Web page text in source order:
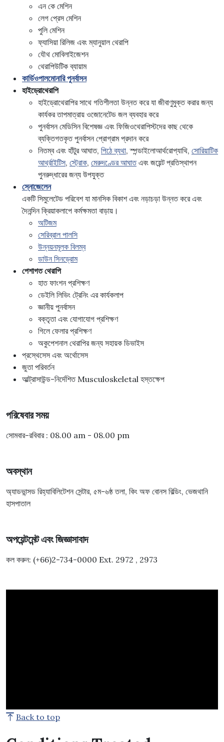
এন কে মেশিন
লেগ প্রেস মেশিন
পুলি মেশিন
ফ্যাসিয়া রিলিজ এবং ম্যানুয়াল থেরাপি
যৌথ মোবিলাইজেশন
থেরাপিউটিক ব্যায়াম
কার্ডিওপালমোনারি পুনর্বাসন
হাইড্রোথেরাপি
হাইড্রোথেরাপির সাথে গতিশীলতা উন্নত করে যা জীবাণুমুক্ত করার জন্য
কার্যকর তাপমাত্রায় ওজোনেটেড জল ব্যবহার করে
পুনর্বাসন মেডিসিন বিশেষজ্ঞ এবং ফিজিওথেরাপিস্টদের কাছ থেকে
ব্যক্তিগতকৃত পুনর্বাসন প্রোগ্রাম প্রদান করে
নিতম্ব এবং হাঁটুর আঘাত, পিঠে ব্যথা, স্পন্ডাইলোআর্থরোপ্যাথি, সোরিয়াটিক
আর্থ্রাইটিস, স্ট্রোক, মেরুদণ্ডের আঘাতএবং জয়েন্ট প্রতিস্থাপন
পুনরুদ্ধারের জন্য উপযুক্ত
স্নোজেলেন
একটি সিমুলেটেড পরিবেশ যা মানসিক বিকাশ এবং নড়াচড়া উন্নত করে এবং
দৈনন্দিন ক্রিয়াকলাপে কর্মক্ষমতা বাড়ায়।
অটিজম
সেরিব্রাল পালসি
উন্নয়নমূলক বিলম্ব
ডাউন সিনড্রোম
পেশাগত থেরাপি
হাত ফাংশন প্রশিক্ষণ
ডেইলি লিভিং ট্রেনিং এর কার্যকলাপ
জ্ঞানীয় পুনর্বাসন
বক্তৃতা এবং যোগাযোগ প্রশিক্ষণ
গিলে ফেলার প্রশিক্ষণ
অকুপেশনাল থেরাপির জন্য সহায়ক ডিভাইস
প্রস্থেসেস এবং অর্থোসেস
জুতা পরিবর্তন
আল্ট্রাসাউন্ড-নির্দেশিত Musculoskeletal হস্তক্ষেপ
পরিষেবার সময়
সোমবার-রবিবার : 08.00 am - 08.00 pm
অবস্থান
অ্যাডভান্সড রিহ্যাবিলিটেশন সেন্টার, ৫ম-৬ষ্ঠ তলা, কিং অফ বোনস বিল্ডিং, ভেজথানি
হাসপাতাল
অপয়েন্টমেন্ট এবং জিজ্ঞাসাবাদ
কল করুন: (+66)2-734-0000 Ext. 2972 , 2973
Back to top